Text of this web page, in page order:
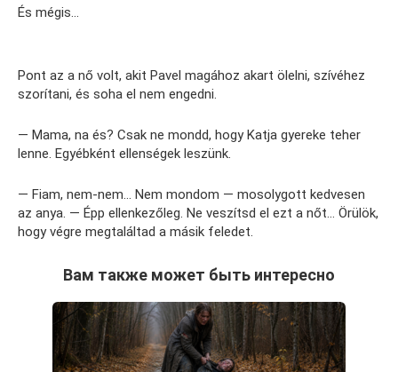
És mégis…
Pont az a nő volt, akit Pavel magához akart ölelni, szívéhez
szorítani, és soha el nem engedni.
— Mama, na és? Csak ne mondd, hogy Katja gyereke teher
lenne. Egyébként ellenségek leszünk.
— Fiam, nem-nem… Nem mondom — mosolygott kedvesen
az anya. — Épp ellenkezőleg. Ne veszítsd el ezt a nőt… Örülök,
hogy végre megtaláltad a másik feledet.
Вам также может быть интересно